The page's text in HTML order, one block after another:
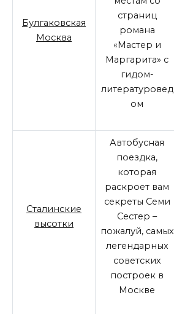
Булгаковская
Москва
страниц
романа
«Мастер и
Маргарита» с
гидом-
литературовед
ом
Сталинские
высотки
Автобусная
поездка,
которая
раскроет вам
секреты Семи
Сестер –
пожалуй, самых
легендарных
советских
построек в
Москве